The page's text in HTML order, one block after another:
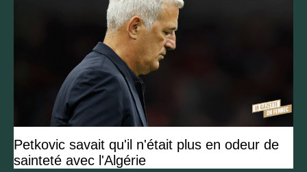
Petkovic savait qu'il n'était plus en odeur de
sainteté avec l'Algérie